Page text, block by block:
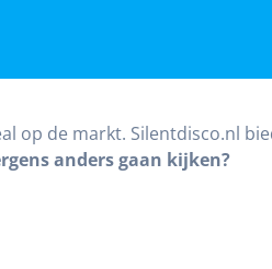
op de markt. Silentdisco.nl
anders gaan kijken?